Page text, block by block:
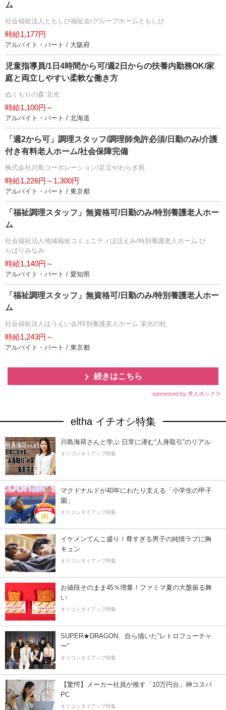
ム
社会福祉法人ともしび福祉会/グループホームともしび
時給1,177円
アルバイト・パート / 大阪府
児童指導員/1日4時間から可/週2日からの扶養内勤務OK/家
庭と両立しやすい柔軟な働き方
ぬくもりの森 北光
時給1,100円～
アルバイト・パート / 北海道
「週2から可」調理スタッフ/調理師免許必須/日勤のみ/介護
付き有料老人ホーム/社会保障完備
株式会社川島コーポレーション/足立やわらぎ苑
時給1,226円～1,300円
アルバイト・パート / 東京都
「福祉調理スタッフ」無資格可/日勤のみ/特別養護老人ホー
ム
社会福祉法人地域福祉コミュニティほほえみ/特別養護老人ホーム ひ
らばりみなみ
時給1,140円～
アルバイト・パート / 愛知県
「福祉調理スタッフ」無資格可/日勤のみ/特別養護老人ホー
ム
社会福祉法人ほうえい会/特別養護老人ホーム 栄光の杜
時給1,243円～
アルバイト・パート / 東京都
続きはこちら
sponsored by 求人ボックス
eltha イチオシ特集
川島海荷さんと学ぶ 日常に潜む“人身取引”のリアル
オリコンタイアップ特集
マクドナルドが40年にわたり支える「小学生の甲子
園」
オリコンタイアップ特集
イケメンてんこ盛り！尊すぎる男子の純情ラブに胸
キュン
オリコンタイアップ特集
お値段そのまま45％増量！ファミマ夏の大盤振る舞
い
オリコンタイアップ特集
SUPER★DRAGON、自ら描いた”レトロフューチャ
ー”
オリコンタイアップ特集
【驚愕】メーカー社員が推す「10万円台」神コスパ
PC
オリコンタイアップ特集